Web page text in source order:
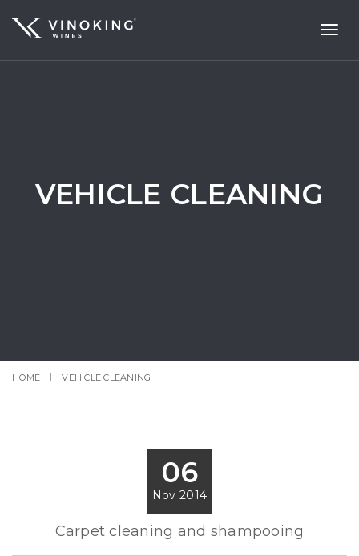
VEHICLE CLEANING
HOME VEHICLE CLEANING
06
Nov 2014
Carpet cleaning and shampooing